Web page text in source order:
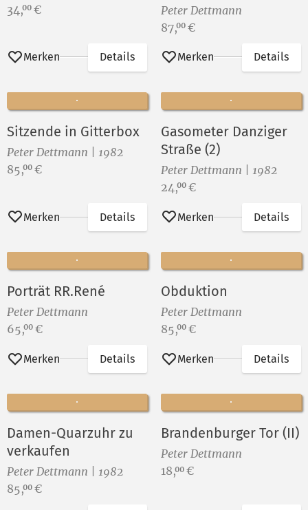
Preis:
34,00 €
Merken Details
Peter Dettmann
Preis:
87,00 €
Merken Details
Sitzende in Gitterbox
Peter Dettmann | 1982
Preis:
85,00 €
Merken Details
Gasometer Danziger
Straße (2)
Peter Dettmann | 1982
Preis:
24,00 €
Merken Details
Porträt RR.René
Peter Dettmann
Preis:
65,00 €
Merken Details
Obduktion
Peter Dettmann
Preis:
85,00 €
Merken Details
Damen-Quarzuhr zu
verkaufen
Peter Dettmann | 1982
Preis:
85,00 €
Brandenburger Tor (II)
Peter Dettmann
Preis:
18,00 €